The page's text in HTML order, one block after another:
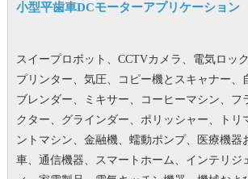
小型平歯車DCモーターアプリケーション
スイープロボット、CCTVカメラ、電気ロッ
プリンター、気圧、コピー機とスキャナー、
ブレンダー、ミキサー、コーヒーマシン、フ
クター、グラインダー、ポリッシャー、トリ
ントマシン、金融機、蠕動ポンプ、医療機器
車、通信機器、スマートホーム、インテリジ